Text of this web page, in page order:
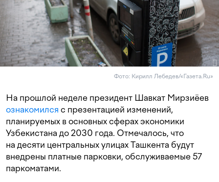
Фото: Кирилл Лебедев/«Газета.Ru»
На прошлой неделе президент Шавкат Мирзиёев
ознакомился с презентацией изменений,
планируемых в основных сферах экономики
Узбекистана до 2030 года. Отмечалось, что
на десяти центральных улицах Ташкента будут
внедрены платные парковки, обслуживаемые 57
паркоматами.